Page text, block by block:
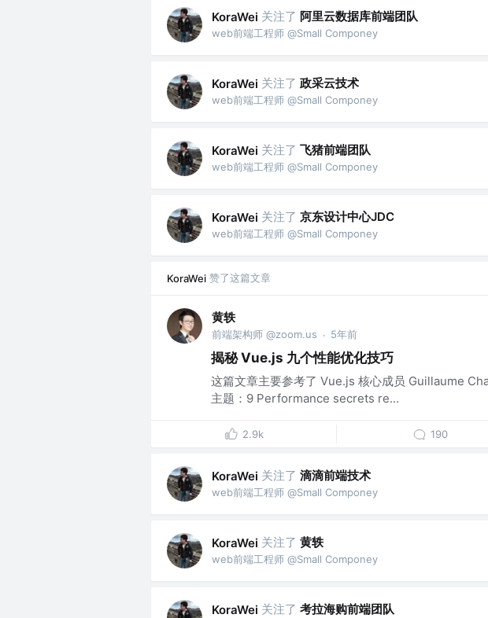
KoraWei 关注了 阿里云数据库前端团队
web前端工程师 @Small Componey
KoraWei 关注了 政采云技术
web前端工程师 @Small Componey
KoraWei 关注了 飞猪前端团队
web前端工程师 @Small Componey
KoraWei 关注了 京东设计中心JDC
web前端工程师 @Small Componey
KoraWei 赞了这篇文章
黄轶
前端架构师 @zoom.us · 5年前
揭秘 Vue.js 九个性能优化技巧
这篇文章主要参考了 Vue.js 核心成员 Guillaume
主题：9 Performance secrets re...
2.9k 190
KoraWei 关注了 滴滴前端技术
web前端工程师 @Small Componey
KoraWei 关注了 黄轶
web前端工程师 @Small Componey
KoraWei 关注了 考拉海购前端团队